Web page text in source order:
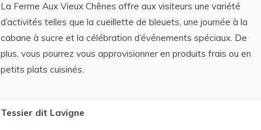
La Ferme Aux Vieux Chênes offre aux visiteurs une variété
d’activités telles que la cueillette de bleuets, une journée à la
cabane à sucre et la célébration d’événements spéciaux. De
plus, vous pourrez vous approvisionner en produits frais ou en
petits plats cuisinés.
Tessier dit Lavigne